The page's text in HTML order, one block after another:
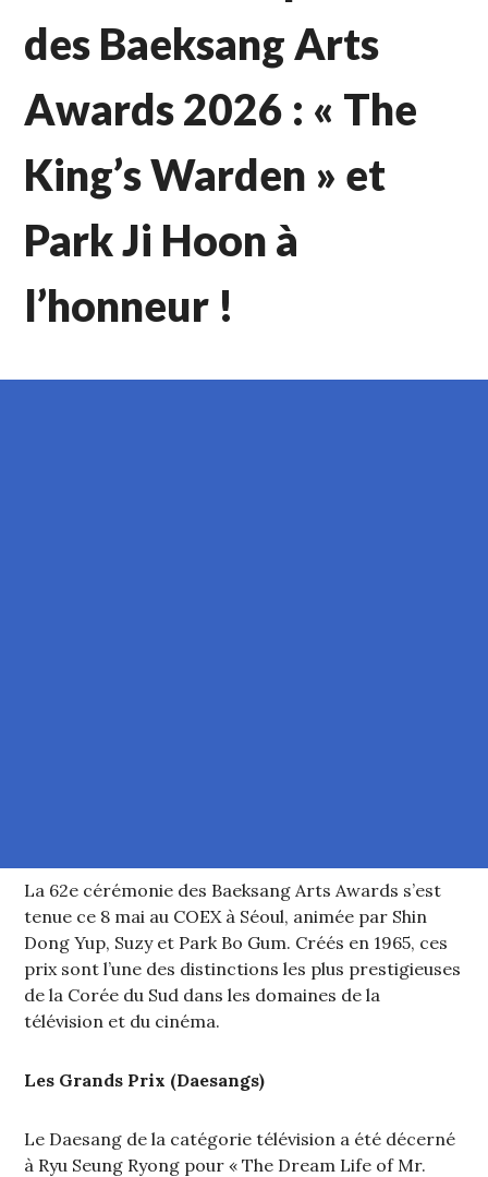
des Baeksang Arts
Awards 2026 : « The
King’s Warden » et
Park Ji Hoon à
l’honneur !
La 62e cérémonie des Baeksang Arts Awards s’est
tenue ce 8 mai au COEX à Séoul, animée par Shin
Dong Yup, Suzy et Park Bo Gum. Créés en 1965, ces
prix sont l’une des distinctions les plus prestigieuses
de la Corée du Sud dans les domaines de la
télévision et du cinéma.
Les Grands Prix (Daesangs)
Le Daesang de la catégorie télévision a été décerné
à Ryu Seung Ryong pour « The Dream Life of Mr.